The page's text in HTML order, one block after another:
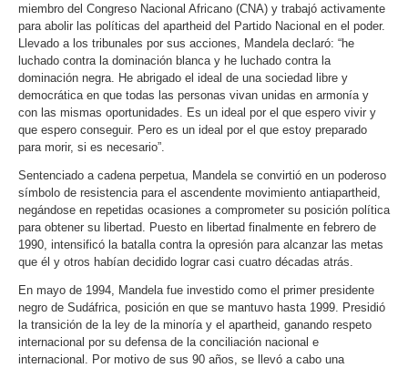
miembro del Congreso Nacional Africano (CNA) y trabajó activamente
para abolir las políticas del apartheid del Partido Nacional en el poder.
Llevado a los tribunales por sus acciones, Mandela declaró: “he
luchado contra la dominación blanca y he luchado contra la
dominación negra. He abrigado el ideal de una sociedad libre y
democrática en que todas las personas vivan unidas en armonía y
con las mismas oportunidades. Es un ideal por el que espero vivir y
que espero conseguir. Pero es un ideal por el que estoy preparado
para morir, si es necesario”.
Sentenciado a cadena perpetua, Mandela se convirtió en un poderoso
símbolo de resistencia para el ascendente movimiento antiapartheid,
negándose en repetidas ocasiones a comprometer su posición política
para obtener su libertad. Puesto en libertad finalmente en febrero de
1990, intensificó la batalla contra la opresión para alcanzar las metas
que él y otros habían decidido lograr casi cuatro décadas atrás.
En mayo de 1994, Mandela fue investido como el primer presidente
negro de Sudáfrica, posición en que se mantuvo hasta 1999. Presidió
la transición de la ley de la minoría y el apartheid, ganando respeto
internacional por su defensa de la conciliación nacional e
internacional. Por motivo de sus 90 años, se llevó a cabo una